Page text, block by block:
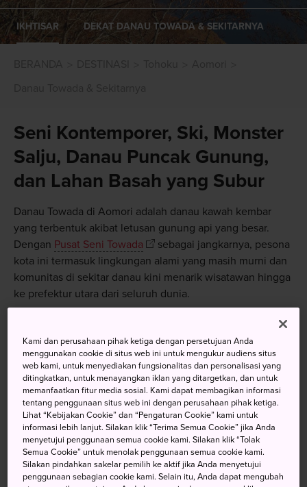
IKHTISAR DEKAT DANAU TOWADA & SEKITARNYA
Seni Kontemporer, Ski, Monster
Salju, Danau Puncak Gunung,
dan Lahan Basah yang Subur
Danau Towada di Aomori adalah danau kawah kembar
yang terbentuk akibat letusan gunung api yang besar.
Dengan Pusat Seni Towada
sebagai jangkarnya, pesona
kota ini termasuk lingkungan alami yang masih murni dan
komunitas di sekitar danau kini menarik wisatawan hingga
ke prefektur utara dari seluruh dunia.
Jangan Lewatkan
Khazanah kontemporer yang berani dari Pusat
Seni Towada
Keindahan suasana Arus Deras Gunung Oirase
Menaiki kereta gantung Gn. Hakkoda
Kami dan perusahaan pihak ketiga dengan persetujuan Anda
menggunakan cookie di situs web ini untuk mengukur audiens situs
web kami, untuk menyediakan fungsionalitas dan personalisasi yang
ditingkatkan, untuk menayangkan iklan yang ditargetkan, dan untuk
memanfaatkan fitur media sosial. Kami dapat membagikan informasi
tentang penggunaan situs web ini dengan perusahaan pihak ketiga.
Lihat “Kebijakan Cookie” dan “Pengaturan Cookie” kami untuk
informasi lebih lanjut. Silakan klik “Terima Semua Cookie” jika Anda
menyetujui penggunaan semua cookie kami. Silakan klik “Tolak
Semua Cookie” untuk menolak penggunaan semua cookie kami.
Silakan pindahkan sakelar pemilih ke aktif jika Anda menyetujui
penggunaan sebagian cookie kami. Selain itu, Anda dapat mengubah